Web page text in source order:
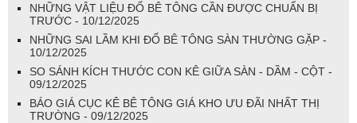
NHỮNG VẬT LIỆU ĐỔ BÊ TÔNG CẦN ĐƯỢC CHUẨN BỊ
TRƯỚC - 10/12/2025
NHỮNG SAI LẦM KHI ĐỔ BÊ TÔNG SÀN THƯỜNG GẶP -
10/12/2025
SO SÁNH KÍCH THƯỚC CON KÊ GIỮA SÀN - DẦM - CỘT -
09/12/2025
BÁO GIÁ CỤC KÊ BÊ TÔNG GIÁ KHO ƯU ĐÃI NHẤT THỊ
TRƯỜNG - 09/12/2025